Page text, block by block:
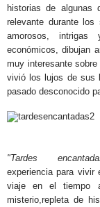
historias de algunas
relevante durante
amorosos, intrigas
económicos, dibujan
muy interesante
vivió los lujos de sus
pasado desconocido
"Tardes
experiencia para vivir
viaje en el tiempo
misterio,repleta de